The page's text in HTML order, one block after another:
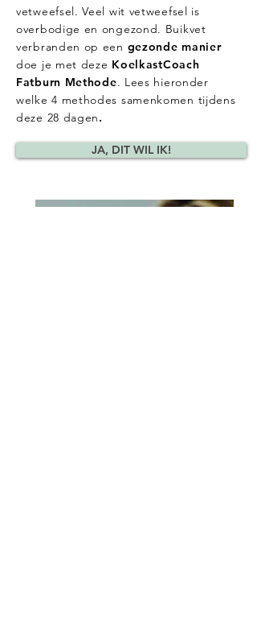
vetweefsel. Veel wit vetweefsel is
overbodige en ongezond. Buikvet
verbranden op een gezonde manier
doe je met deze KoelkastCoach
Fatburn Methode. Lees hieronder
welke 4 methodes samenkomen tijdens
deze 28 dagen.
JA, DIT WIL IK!